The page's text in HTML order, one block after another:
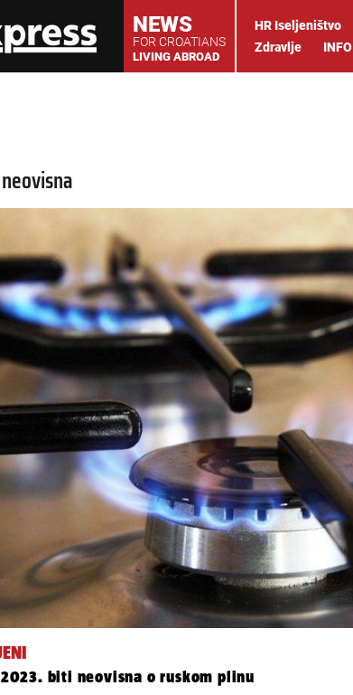
NEWS
FOR CROATIANS
LIVING ABROAD
HR Iseljeništvo
Zdravlje
INFO
biti neovisna o ruskom plinu